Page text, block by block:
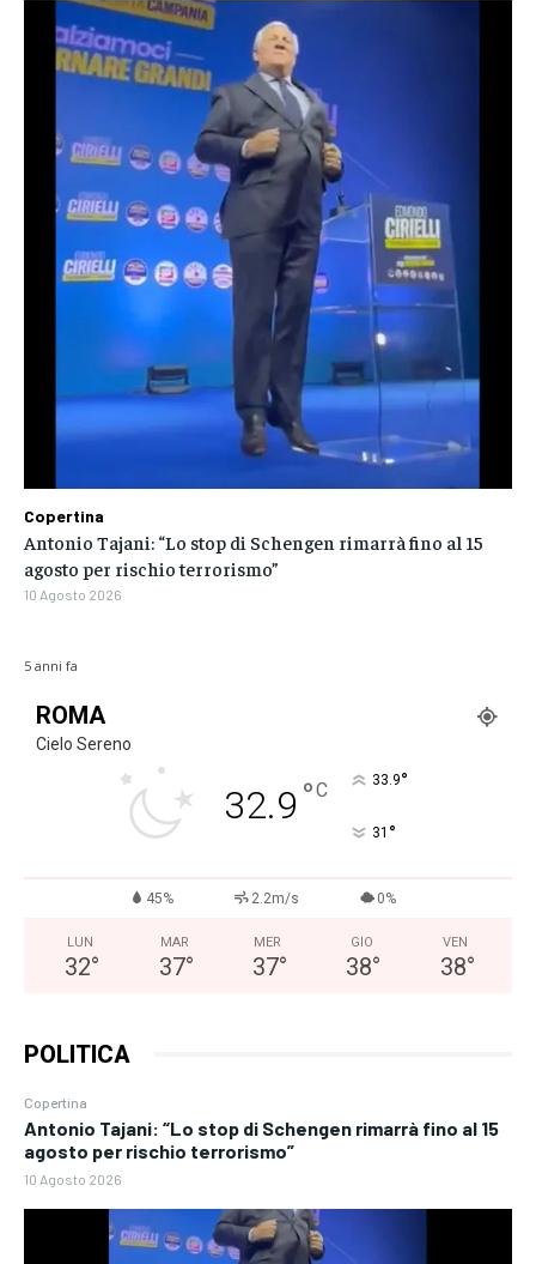
ROMA
Cielo Sereno
32.9 °C 33.9°
31 °
45% 2.2m/s 0%
LUN
32°
MAR
37°
MER
37°
GIO
38°
VEN
38°
POLITICA
Copertina
Antonio Tajani: “Lo stop di Schengen rimarrà fino al 15
agosto per rischio terrorismo”
10 Agosto 2026
5 anni fa
Copertina
Antonio Tajani: “Lo stop di Schengen rimarrà fino al 15
agosto per rischio terrorismo”
10 Agosto 2026